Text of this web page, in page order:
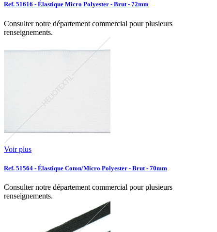
Ref. 51616 - Élastique Micro Polyester - Brut - 72mm
Consulter notre département commercial pour plusieurs
renseignements.
Voir plus
Ref. 51564 - Élastique Coton/Micro Polyester - Brut - 70mm
Consulter notre département commercial pour plusieurs
renseignements.